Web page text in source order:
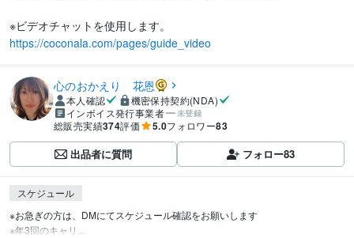
https://coconala.com/pages/guide_video
心のおかえり 花恩
本人確認
機密保持契約(NDA)
インボイス発行事業者
未登録
総販売実績374評価 5.0フォロワー83
出品者に質問 フォロー83
スケジュール
※お急ぎの方は、DMにてスケジュール確認をお願いします
※年3回のキャリ...